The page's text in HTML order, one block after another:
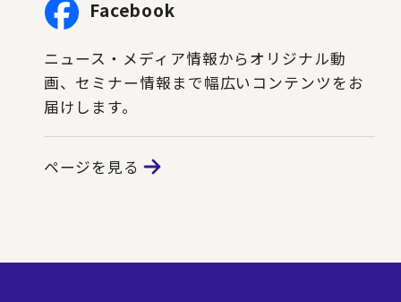
Facebook
ニュース・メディア情報からオリジナル動
画、セミナー情報まで幅広いコンテンツをお
届けします。
ページを見る